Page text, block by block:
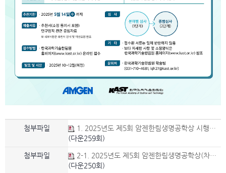
첨부파일
1. 2025년도 제5회 암젠한림생명공학상 시행공고.hwp
(다운259회)
첨부파일
2-1. 2025년도 제5회 암젠한림생명공학상(차세대과학자 부문) 추천서 양식.hwp
(다운250회)